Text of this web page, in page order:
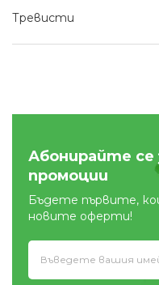
Тревисти
Абонирайте се
промоции
Бъдете първите,
новите оферти!